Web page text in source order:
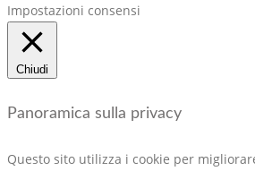
Impostazioni consensi
Chiudi
Panoramica sulla privacy
Questo sito utilizza i cookie per